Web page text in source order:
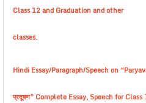
Class 12 and Graduation and other
classes.
Hindi Essay/Paragraph/Speech on
प्रदूषण” Complete Essay, Speech for